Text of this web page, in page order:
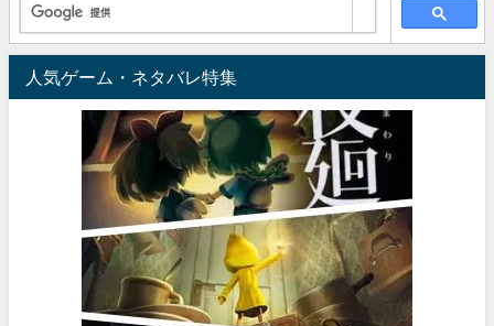
人気ゲーム・ネタバレ特集